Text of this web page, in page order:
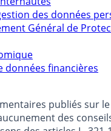
des données
Général de
financières
publiés sur le